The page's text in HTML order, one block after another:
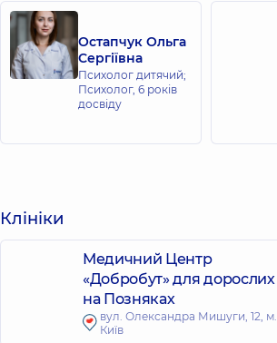
Остапчук Ольга
Сергіївна
Психолог дитячий;
Психолог, 6 років
досвіду
Клініки
Медичний Центр
«Добробут» для дорослих
на Позняках
вул. Олександра Мишуги, 12, м.
Київ